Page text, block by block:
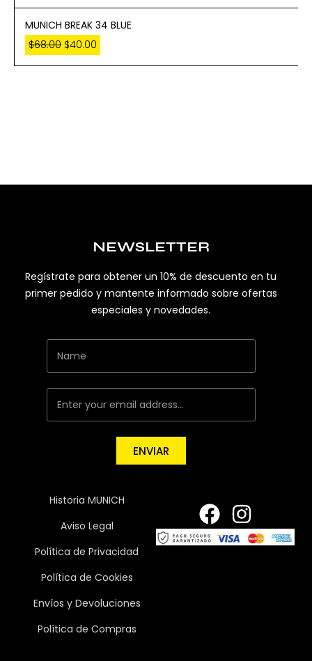
MUNICH BREAK 34 BLUE
$68.00 $40.00
NEWSLETTER
Regístrate para obtener un 10% de descuento en tu
primer pedido y mantente informado sobre ofertas
especiales y novedades.
ENVIAR
Historia MUNICH
Aviso Legal
Política de Privacidad
Política de Cookies
Envíos y Devoluciones
Política de Compras